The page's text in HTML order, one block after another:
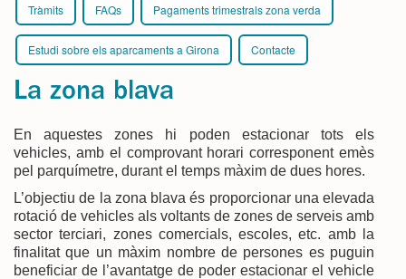
Tràmits FAQs Pagaments trimestrals zona verda
Estudi sobre els aparcaments a Girona Contacte
La zona blava
En aquestes zones hi poden estacionar tots els
vehicles, amb el comprovant horari corresponent emès
pel parquímetre, durant el temps màxim de dues hores.
L’objectiu de la zona blava és proporcionar una elevada
rotació de vehicles als voltants de zones de serveis amb
sector terciari, zones comercials, escoles, etc. amb la
finalitat que un màxim nombre de persones es puguin
beneficiar de l’avantatge de poder estacionar el vehicle